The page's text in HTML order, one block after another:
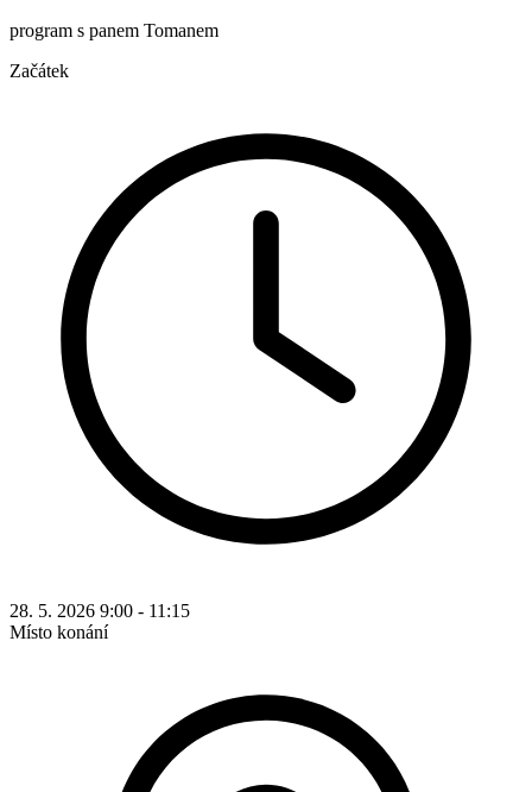
program s panem Tomanem
Začátek
28. 5. 2026 9:00 - 11:15
Místo konání